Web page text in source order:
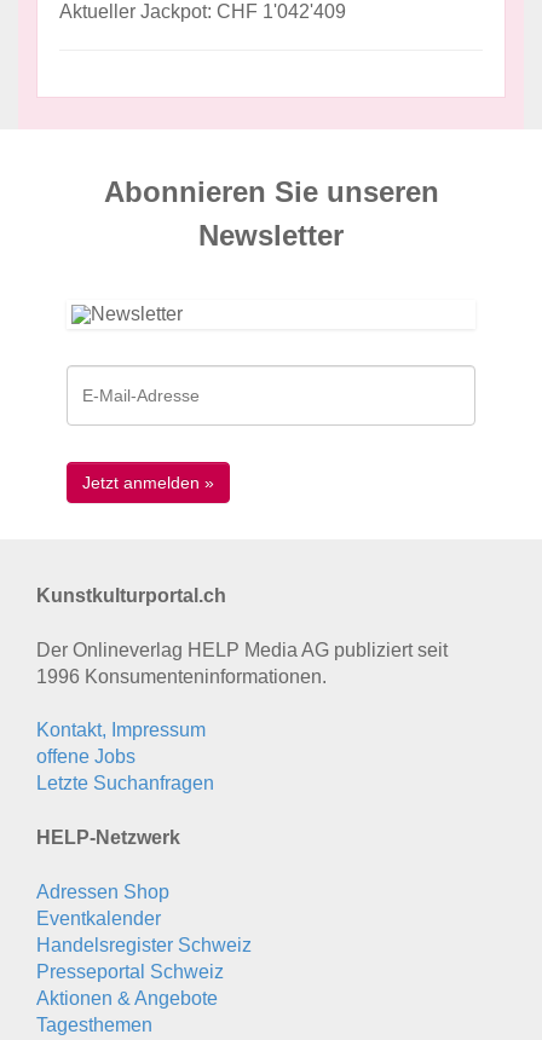
Aktueller Jackpot: CHF 1'042'409
Abonnieren Sie unseren
News­letter
Kunstkulturportal.ch
Der Onlineverlag HELP Media AG publiziert seit
1996 Konsumenten­informationen.
Kontakt, Impressum
offene Jobs
Letzte Suchanfragen
HELP-Netzwerk
Adressen Shop
Eventkalender
Handelsregister Schweiz
Presseportal Schweiz
Aktionen & Angebote
Tagesthemen